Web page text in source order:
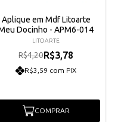
Aplique em Mdf Litoarte
Docinho - APM6-014
LITOARTE
R$4,20R$3,78
R$3,59 com PIX
COMPRAR